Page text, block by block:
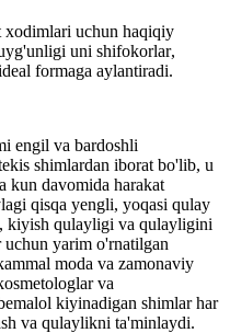
uchun haqiqiy
uni shifokorlar,
formaga aylantiradi.
engil va bardoshli
shimlardan iborat bo'lib, u
kun davomida harakat
qisqa yengli, yoqasi qulay
kiyish qulayligi va qulayligini
yarim o'rnatilgan
moda va zamonaviy
va
kiyinadigan shimlar har
va qulaylikni ta'minlaydi.